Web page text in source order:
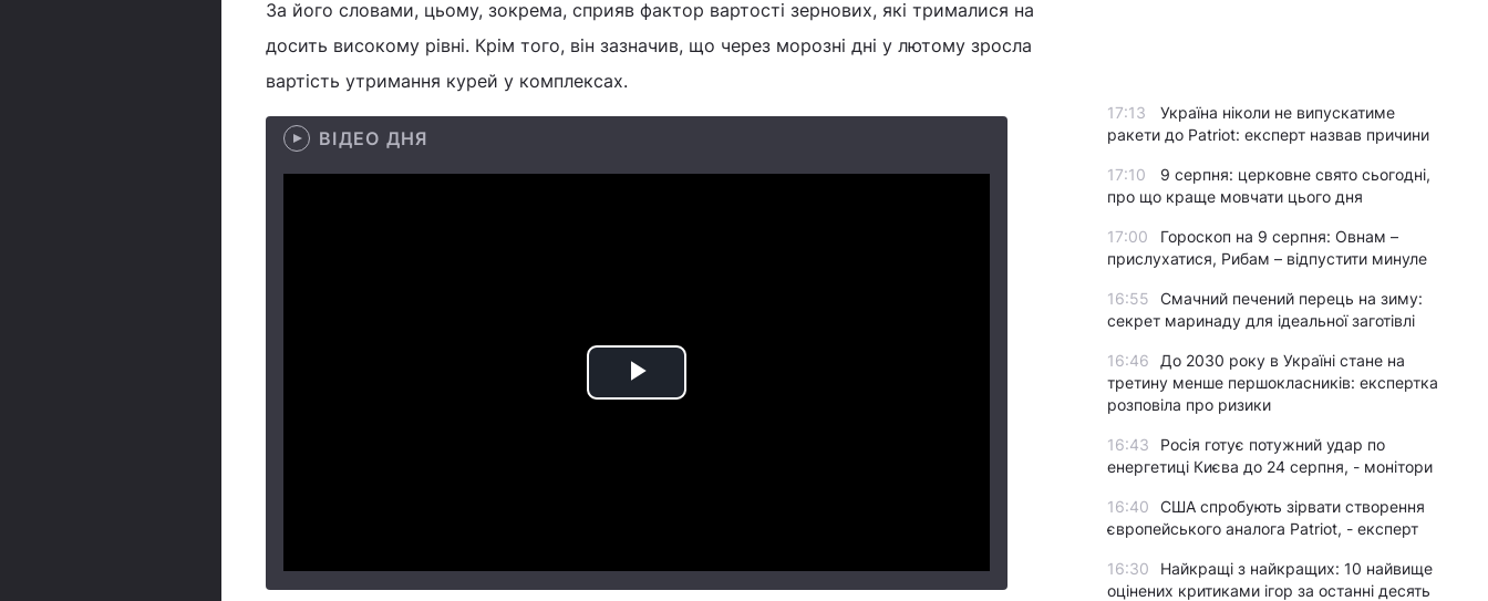
За його словами, цьому, зокрема, сприяв фактор вартості зернових, які трималися на
досить високому рівні. Крім того, він зазначив, що через морозні дні у лютому зросла
вартість утримання курей у комплексах.
ВІДЕО ДНЯ
Play
17:13
Україна ніколи не випускатиме
ракети до Patriot: експерт назвав причини
17:10
9 серпня: церковне свято сьогодні,
про що краще мовчати цього дня
17:00
Гороскоп на 9 серпня: Овнам –
прислухатися, Рибам – відпустити минуле
16:55
Смачний печений перець на зиму:
секрет маринаду для ідеальної заготівлі
16:46
До 2030 року в Україні стане на
третину менше першокласників: експертка
розповіла про ризики
16:43
Росія готує потужний удар по
енергетиці Києва до 24 серпня, - монітори
16:40
США спробують зірвати створення
європейського аналога Patriot, - експерт
16:30
Найкращі з найкращих: 10 найвище
оцінених критиками ігор за останні десять